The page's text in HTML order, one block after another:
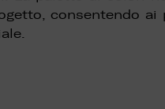
consentendo